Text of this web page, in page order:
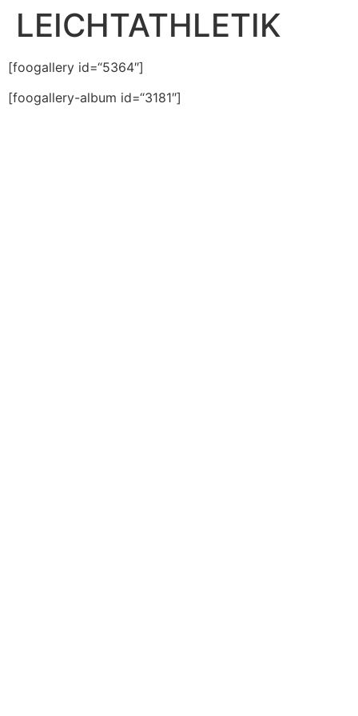
LEICHTATHLETIK
[foogallery id=“5364″]
[foogallery-album id=“3181″]